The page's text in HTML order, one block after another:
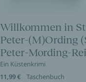
Willkommen in
Peter-(M)Ording
Peter-Mording-
Ein Küstenkrimi
11,99 €
Taschenbuch